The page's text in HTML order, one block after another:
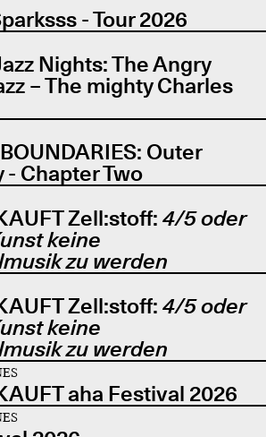
- Tour 2026
Nights: The Angry
– The mighty Charles
Outer
- Chapter Two
Zell:stoff: 4/5 oder
keine
zu werden
Zell:stoff: 4/5 oder
keine
zu werden
aha Festival 2026